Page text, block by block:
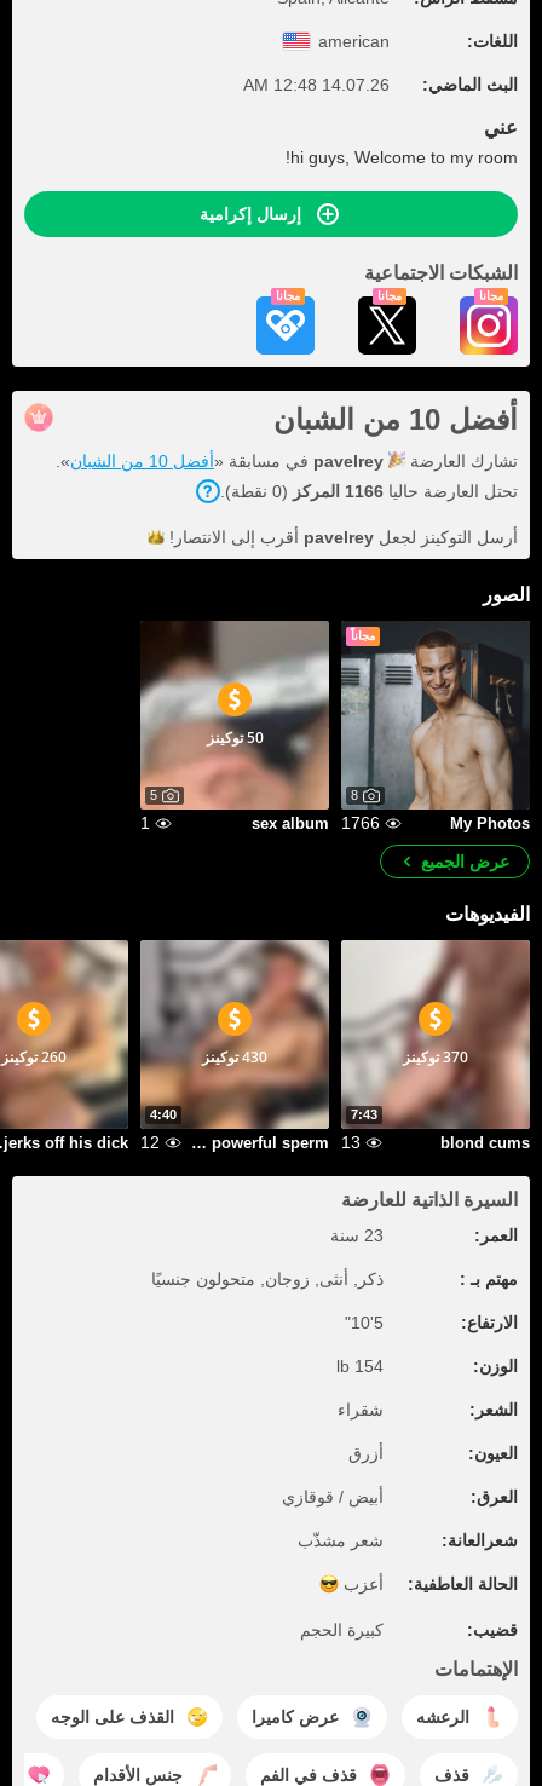
اللغات: american
البث الماضي: 14.07.26 12:48 AM
عني
hi guys, Welcome to my room!
إرسال إكرامية
الشبكات الاجتماعية
مجاناً مجاناً مجاناً
أفضل 10 من الشبان
تشارك العارضة pavelrey في مسابقة «أفضل 10 من الشبان
».
تحتل العارضة حاليا 1166 المركز (0 نقطة).
أرسل التوكينز لجعل pavelrey أقرب إلى الانتصار!
الصور
مجاناً
8
My Photos
1766
50 توكينز
5
sex album
1
عرض الجميع
الفيديوهات
7:43
370 توكينز
blond cums
13
4:40
430 توكينز
juicy handjob and powerful sperm
12
260 توكينز
السيرة الذاتية للعارضة
العمر: 23 سنة
مهتم بـ : ذكر, أنثى, زوجان, متحولون جنسيًا
الارتفاع: 5'10"
الوزن: 154 lb
الشعر: شقراء
العيون: أزرق
العرق: أبيض / قوقازي
شعرالعانة: شعر مشذّب
الحالة العاطفية: أعزب
قضيب: كبيرة الحجم
الإهتمامات
الرعشه عرض كاميرا القذف على الوجه
قذف قذف في الفم جنس الأقدام